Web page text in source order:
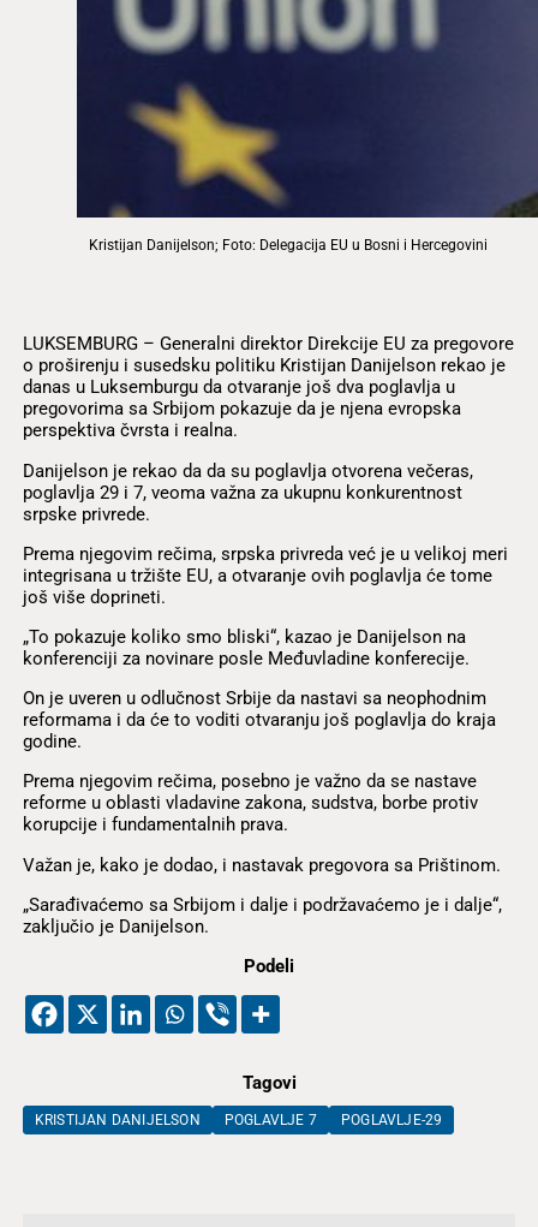
Kristijan Danijelson; Foto: Delegacija EU u Bosni i Hercegovini
LUKSEMBURG – Generalni direktor Direkcije EU za pregovore
o proširenju i susedsku politiku Kristijan Danijelson rekao je
danas u Luksemburgu da otvaranje još dva poglavlja u
pregovorima sa Srbijom pokazuje da je njena evropska
perspektiva čvrsta i realna.
Danijelson je rekao da da su poglavlja otvorena večeras,
poglavlja 29 i 7, veoma važna za ukupnu konkurentnost
srpske privrede.
Prema njegovim rečima, srpska privreda već je u velikoj meri
integrisana u tržište EU, a otvaranje ovih poglavlja će tome
još više doprineti.
„To pokazuje koliko smo bliski“, kazao je Danijelson na
konferenciji za novinare posle Međuvladine konferecije.
On je uveren u odlučnost Srbije da nastavi sa neophodnim
reformama i da će to voditi otvaranju još poglavlja do kraja
godine.
Prema njegovim rečima, posebno je važno da se nastave
reforme u oblasti vladavine zakona, sudstva, borbe protiv
korupcije i fundamentalnih prava.
Važan je, kako je dodao, i nastavak pregovora sa Prištinom.
„Sarađivaćemo sa Srbijom i dalje i podržavaćemo je i dalje“,
zaključio je Danijelson.
Podeli
Tagovi
KRISTIJAN DANIJELSON POGLAVLJE 7 POGLAVLJE-29